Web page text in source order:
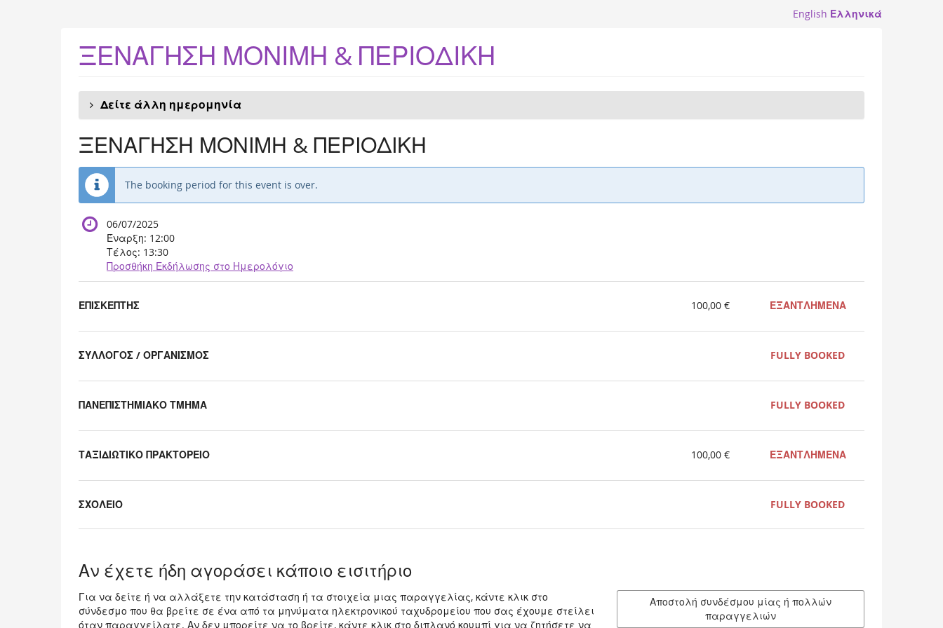
English Ελληνικά
ΞΕΝΑΓΗΣΗ ΜΟΝΙΜΗ & ΠΕΡΙΟΔΙΚΗ
Δείτε άλλη ημερομηνία
ΞΕΝΑΓΗΣΗ ΜΟΝΙΜΗ & ΠΕΡΙΟΔΙΚΗ
The booking period for this event is over.
06/07/2025
Έναρξη: 12:00
Τέλος: 13:30
Προσθήκη Εκδήλωσης στο Ημερολόγιο
Προϊόντα
items
ΕΠΙΣΚΕΠΤΗΣ 100,00 € ΕΞΑΝΤΛΗΜΕΝΑ
ΣΥΛΛΟΓΟΣ / ΟΡΓΑΝΙΣΜΟΣ FULLY BOOKED
ΠΑΝΕΠΙΣΤΗΜΙΑΚΟ ΤΜΗΜΑ FULLY BOOKED
ΤΑΞΙΔΙΩΤΙΚΟ ΠΡΑΚΤΟΡΕΙΟ 100,00 € ΕΞΑΝΤΛΗΜΕΝΑ
ΣΧΟΛΕΙΟ FULLY BOOKED
Αν έχετε ήδη αγοράσει κάποιο εισιτήριο
Για να δείτε ή να αλλάξετε την κατάσταση ή τα στοιχεία μιας παραγγελίας, κάντε κλικ στο
σύνδεσμο που θα βρείτε σε ένα από τα μηνύματα ηλεκτρονικού ταχυδρομείου που σας έχουμε στείλει
όταν παραγγείλατε. Αν δεν μπορείτε να το βρείτε, κάντε κλικ στο διπλανό κουμπί για να ζητήσετε να
Αποστολή συνδέσμου μίας ή πολλών
παραγγελιών